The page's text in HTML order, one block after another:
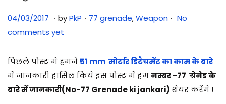
Posted on
04/03/2017 3
1
0
7
/
. byPkP . Posted in
77 grenade,Weapon . No
comments yet
पिछले पोस्ट मे हमने 51 mm मोर्टार डिटैचमेंट का काम के बारे
में जानकारी हासिल किये इस पोस्ट में हमनम्बर -77 ग्रेनेड के
बारे में जानकारी(No-77 Grenade ki jankari) शेयर करेंगे !